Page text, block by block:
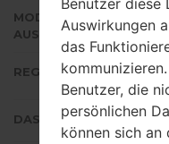
MODEM/CP
AUSFÜHRUNG
REGION
DAS LAND
Benutzer diese
Auswirkungen
das
kommunizieren.
Benutzer, die
persönlichen
können sich an